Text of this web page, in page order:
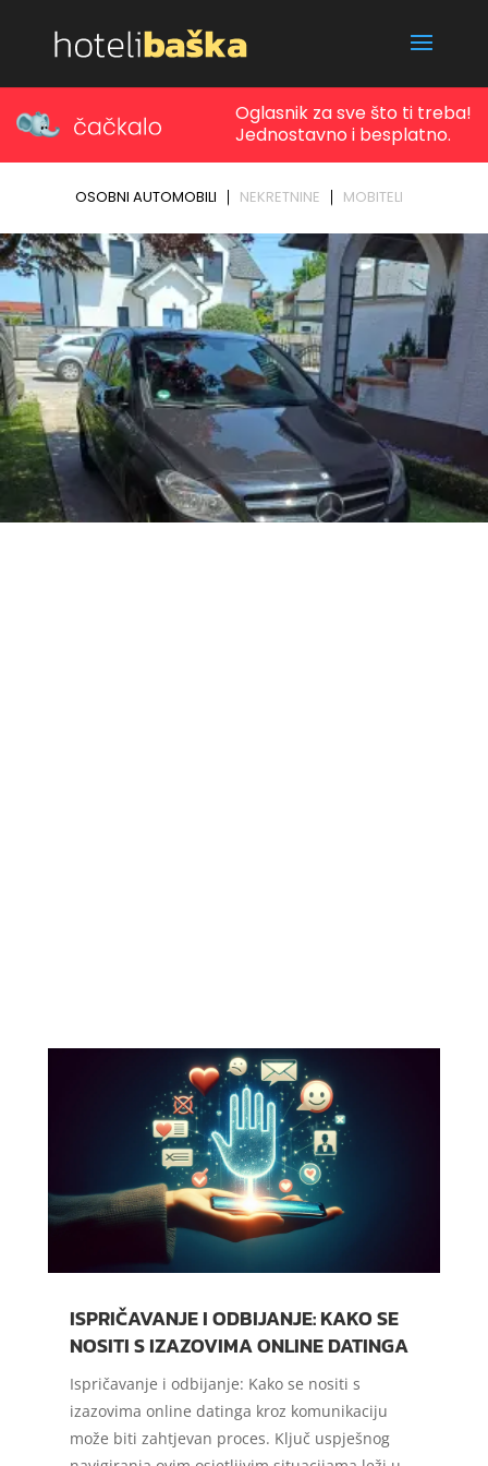
ISPRIČAVANJE I ODBIJANJE: KAKO SE
NOSITI S IZAZOVIMA ONLINE DATINGA
Ispričavanje i odbijanje: Kako se nositi s
izazovima online datinga kroz komunikaciju
može biti zahtjevan proces. Ključ uspješnog